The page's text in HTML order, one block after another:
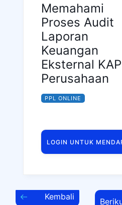
Memahami
Proses Audit
Laporan
Keuangan
Eksternal
Perusahaan
PPL ONLINE
LOGIN UNTUK
Kembali